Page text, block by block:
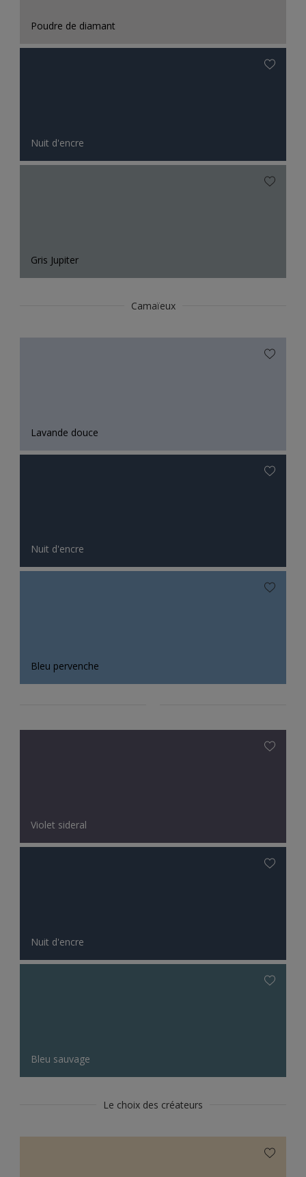
Poudre de diamant
Nuit d'encre
Gris Jupiter
Camaïeux
Lavande douce
Nuit d'encre
Bleu pervenche
Violet sideral
Nuit d'encre
Bleu sauvage
Le choix des créateurs